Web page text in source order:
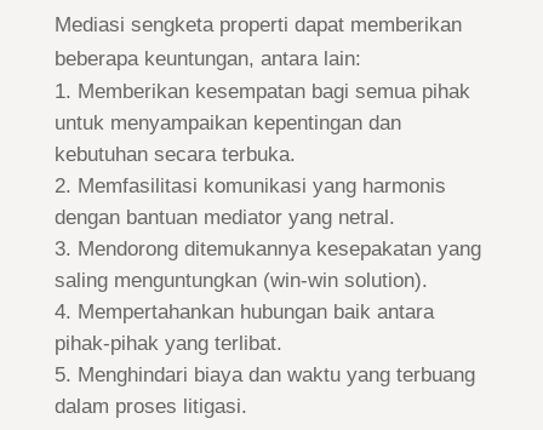
Mediasi sengketa properti dapat memberikan
beberapa keuntungan, antara lain:
Memberikan kesempatan bagi semua pihak
untuk menyampaikan kepentingan dan
kebutuhan secara terbuka.
Memfasilitasi komunikasi yang harmonis
dengan bantuan mediator yang netral.
Mendorong ditemukannya kesepakatan yang
saling menguntungkan (win-win solution).
Mempertahankan hubungan baik antara
pihak-pihak yang terlibat.
Menghindari biaya dan waktu yang terbuang
dalam proses litigasi.